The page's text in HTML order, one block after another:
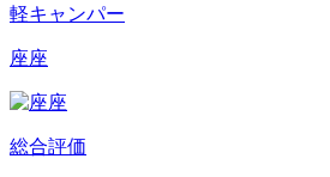
軽キャンパー
座座
総合評価